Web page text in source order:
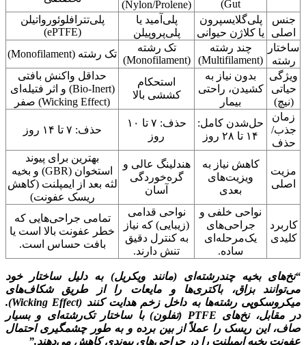
Gut)
(Nylon/Prolene)
جنس
اصلی
پلی‌گلایسپرون
یا کلاژن حیوانی
پلی‌آمید یا
پلی‌پروپیلن
پلی‌تترافلوئورواتیلن
(ePTFE)
ساختار
رشته
چند رشته
(Multifilament)
تک رشته
(Monofilament)
تک رشته (Monofilament)
ویژگی
حیاتی
(نیچ)
بدون نیاز به
کشیدن، راحتی
بیمار
استحکام
کششی بالا
حداقل واکنش بافتی
(Bio-Inert) و اثر فتیله‌ای
(Wicking Effect) صفر
زمان
جذب/
حذف
حل‌شدن کامل:
۱۴ تا ۲۸ روز
حذف: ۷ تا ۱۰
روز
حذف: ۷ تا ۱۴ روز
مزیت
اصلی
کاهش نیاز به
ویزیت‌های
بعدی
هندلینگ عالی و
گره‌خوردگی
آسان
بهترین برای پیوند
استخوان (GBR) و بخیه
لثه بعد از ایمپلنت (کاهش
ریسک عفونت)
کاربرد
کلیدی
نواحی خلفی و
جراحی‌های
یک‌مرحله‌ای
ساده.
نواحی قدامی
(زیبایی) که نیاز
به کنترل دقیق
تنش دارند.
تمامی جراحی‌هایی که
خطر عفونت بالا است یا
بافت حساس است.
“نخ‌های بخیه چندرشته‌ای (مانند ویکریل) به دلیل ساختار خود
می‌توانند بزاق، باکتری‌ها و مایعات را از طریق شکاف‌های
میکروسکوپی رشته‌ها به داخل زخم هدایت کنند (Wicking Effect).
در مقابل، نخ‌های PTFE (تفلون) با ساختار تک‌رشته‌ای و بسیار
صاف، این ریسک را عملاً از بین برده و به طور چشمگیری احتمال
عفونت بخیه ایمپلنت را در جراحی‌های پیوندی کاهش می‌دهند.”